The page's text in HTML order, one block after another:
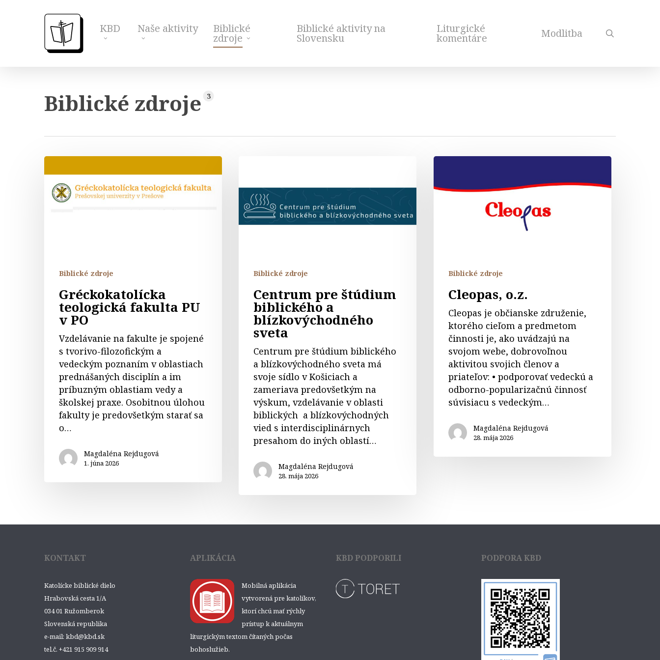
KBD Naše aktivity Biblické
zdroje
Biblické aktivity na
Slovensku
Liturgické
komentáre Modlitba
Biblické zdroje 3
Gréckokatolícka
teologická
fakulta
PU
Biblické zdroje
Gréckokatolícka
teologická fakulta PU
v PO
Vzdelávanie na fakulte je spojené
s tvorivo-filozofickým a
vedeckým poznaním v oblastiach
prednášaných disciplín a im
príbuzným oblastiam vedy a
školskej praxe. Osobitnou úlohou
fakulty je predovšetkým starať sa
o…
Magdaléna Rejdugová
1. júna 2026
štúdium
biblického
blízkovýchodného
Biblické zdroje
Centrum pre štúdium
biblického a
blízkovýchodného
sveta
Centrum pre štúdium biblického
a blízkovýchodného sveta má
svoje sídlo v Košiciach a
zameriava predovšetkým na
výskum, vzdelávanie v oblasti
biblických a blízkovýchodných
vied s interdisciplinárnych
presahom do iných oblastí…
Magdaléna Rejdugová
28. mája 2026
Cleopas,
Biblické zdroje
Cleopas, o.z.
Cleopas je občianske združenie,
ktorého cieľom a predmetom
činnosti je, ako uvádzajú na
svojom webe, dobrovoľnou
aktivitou svojich členov a
priateľov: • podporovať vedeckú a
odborno-popularizačnú činnosť
súvisiacu s vedeckým…
Magdaléna Rejdugová
28. mája 2026
KONTAKT
Katolícke biblické dielo
Hrabovská cesta 1/A
034 01 Ružomberok
Slovenská republika
e-mail: kbd@kbd.sk
tel.č. +421 915 909 914
APLIKÁCIA
Mobilná aplikácia
vytvorená pre katolíkov,
ktorí chcú mať rýchly
prístup k aktuálnym
liturgickým textom čítaných počas
bohoslužieb.
KBD PODPORILI PODPORA KBD